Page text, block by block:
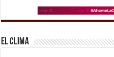
El Clima